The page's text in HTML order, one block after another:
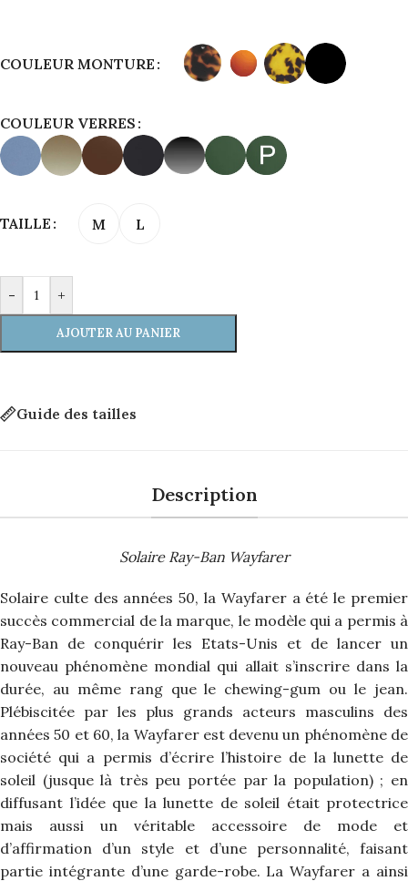
COULEUR MONTURE
COULEUR VERRES
TAILLE M L
- +
AJOUTER AU PANIER
Guide des tailles
Description
Solaire Ray-Ban Wayfarer
Solaire culte des années 50, la Wayfarer a été le premier
succès commercial de la marque, le modèle qui a permis à
Ray-Ban de conquérir les Etats-Unis et de lancer un
nouveau phénomène mondial qui allait s’inscrire dans la
durée, au même rang que le chewing-gum ou le jean.
Plébiscitée par les plus grands acteurs masculins des
années 50 et 60, la Wayfarer est devenu un phénomène de
société qui a permis d’écrire l’histoire de la lunette de
soleil (jusque là très peu portée par la population) ; en
diffusant l’idée que la lunette de soleil était protectrice
mais aussi un véritable accessoire de mode et
d’affirmation d’un style et d’une personnalité, faisant
partie intégrante d’une garde-robe. La Wayfarer a ainsi